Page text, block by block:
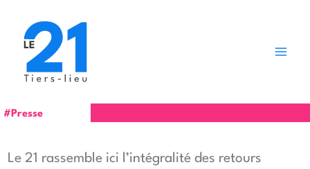
contenu
#Presse
Le 21 rassemble ici l’intégralité des retours